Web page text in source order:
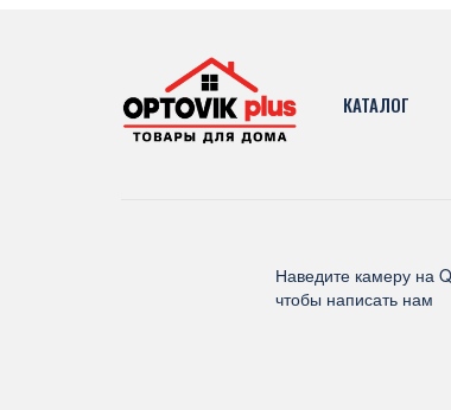
КАТАЛОГ
Наведите камеру на
чтобы написать нам